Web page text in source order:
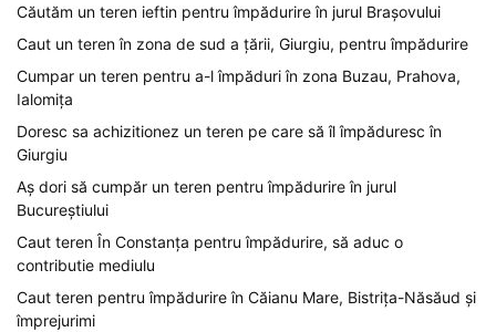
Căutăm un teren ieftin pentru împădurire în jurul Brașovului
Caut un teren în zona de sud a țării, Giurgiu, pentru împădurire
Cumpar un teren pentru a-l împăduri în zona Buzau, Prahova,
Ialomița
Doresc sa achizitionez un teren pe care să îl împăduresc în
Giurgiu
Aș dori să cumpăr un teren pentru împădurire în jurul
Bucureștiului
Caut teren În Constanța pentru împădurire, să aduc o
contributie mediulu
Caut teren pentru împădurire în Căianu Mare, Bistrița-Năsăud și
împrejurimi